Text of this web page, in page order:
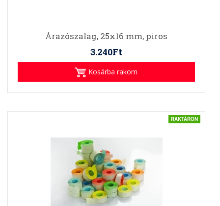
Árazószalag, 25x16 mm, piros
3.240Ft
Kosárba rakom
RAKTÁRON